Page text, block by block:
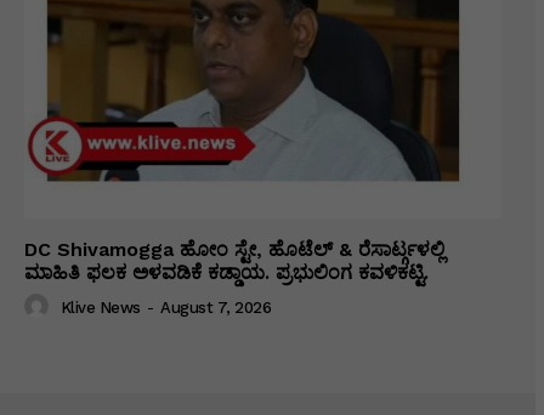
DC Shivamogga ಹೋಂ ಸ್ಟೇ, ಹೊಟೆಲ್ & ರೆಸಾರ್ಟ್ಗಳಲ್ಲಿ
ಮಾಹಿತಿ ಫಲಕ ಅಳವಡಿಕೆ ಕಡ್ಡಾಯ. ಪ್ರಭುಲಿಂಗ ಕವಳಿಕಟ್ಟಿ.
Klive News - August 7, 2026